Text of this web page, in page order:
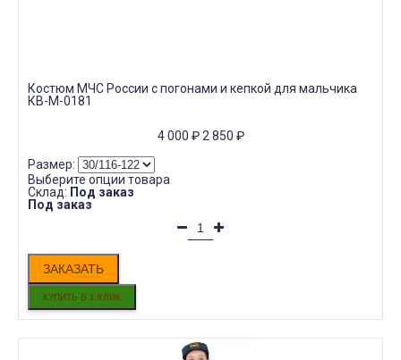
Костюм МЧС России с погонами и кепкой для мальчика
КВ-М-0181
4 000 ₽ 2 850 ₽
Размер:
Выберите опции товара
Склад: Под заказ
Под заказ
ЗАКАЗАТЬ